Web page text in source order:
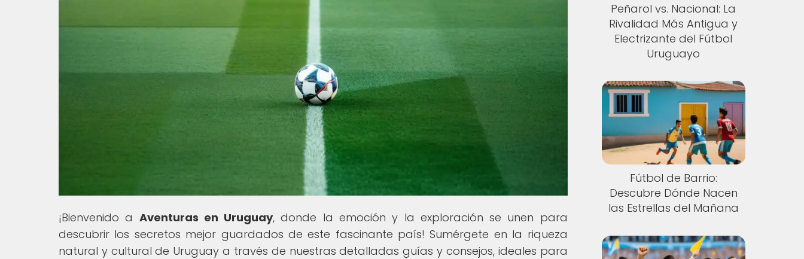
¡Bienvenido a Aventuras en Uruguay, donde la emoción y la exploración se unen para
descubrir los secretos mejor guardados de este fascinante país! Sumérgete en la riqueza
natural y cultural de Uruguay a través de nuestras detalladas guías y consejos, ideales para
Peñarol vs. Nacional: La
Rivalidad Más Antigua y
Electrizante del Fútbol
Uruguayo
Fútbol de Barrio:
Descubre Dónde Nacen
las Estrellas del Mañana